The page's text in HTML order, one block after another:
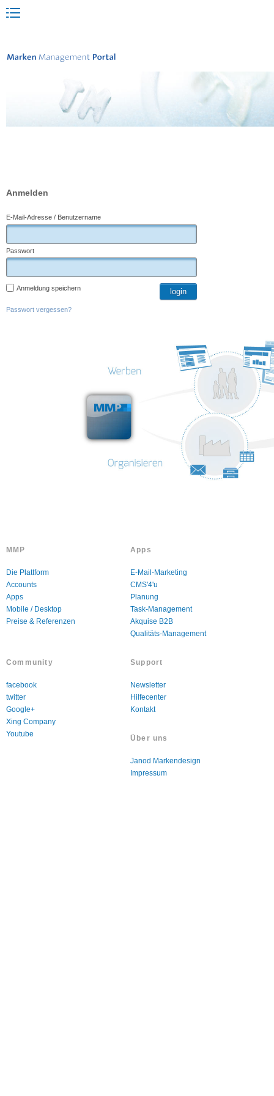
Anmelden
E-Mail-Adresse / Benutzername
Passwort
Anmeldung speichern
Passwort vergessen?
MMP
Die Plattform
Accounts
Apps
Mobile / Desktop
Preise & Referenzen
Apps
E-Mail-Marketing
CMS'4'u
Planung
Task-Management
Akquise B2B
Qualitäts-Management
Community
facebook
twitter
Google+
Xing Company
Youtube
Support
Newsletter
Hilfecenter
Kontakt
Über uns
Janod Markendesign
Impressum